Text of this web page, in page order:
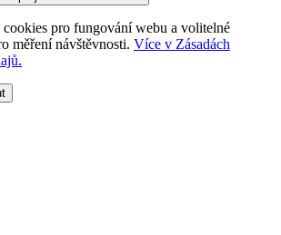
cookies pro fungování webu a volitelné
měření návštěvnosti. Více v Zásadách